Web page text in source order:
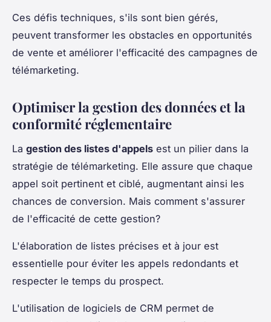
Ces défis techniques, s'ils sont bien gérés,
peuvent transformer les obstacles en opportunités
de vente et améliorer l'efficacité des campagnes de
télémarketing.
Optimiser la gestion des données et la
conformité réglementaire
La gestion des listes d'appels est un pilier dans la
stratégie de télémarketing. Elle assure que chaque
appel soit pertinent et ciblé, augmentant ainsi les
chances de conversion. Mais comment s'assurer
de l'efficacité de cette gestion?
L'élaboration de listes précises et à jour est
essentielle pour éviter les appels redondants et
respecter le temps du prospect.
L'utilisation de logiciels de CRM permet de